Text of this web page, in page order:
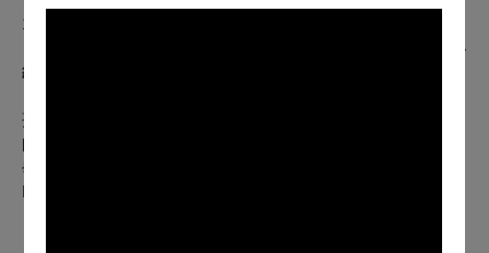
116–119），以節制而深層的詮釋獲樂評界高度評價，
《留聲機》（Gramophone）雜誌評論其演奏「始終保持世界
級水準」
孫榆桐生於 1995 年，先後就讀於中央音樂學院附小與附中，
師從常樺教授；2015 年赴美深造，於新英格蘭音樂學院取得
學士、碩士、演奏家文憑與藝術家文憑，師承 Alexander
Korsantia 與鄧泰山教授。